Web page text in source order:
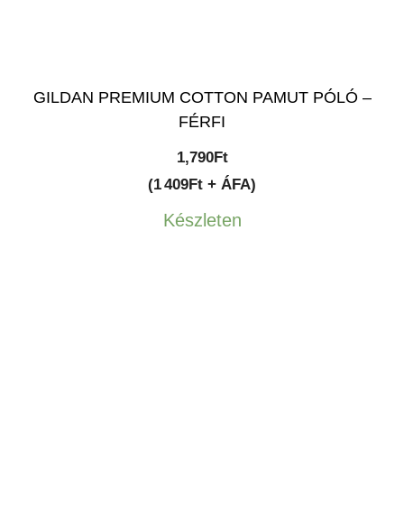
GILDAN PREMIUM COTTON PAMUT PÓLÓ –
FÉRFI
1,790Ft
(1 409Ft + ÁFA)
Készleten